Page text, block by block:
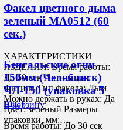
В корзину
Факел цветного дыма
зеленый MA0512 (60
сек.)
ХАРАКТЕРИСТИКИ
ИЗДЕЛИЯ: Время работы:
До 60 сек Активация:
Фитиль Тип факела: Дым
Можно держать в руках: Да
Цвет: зеленый Размеры
упаковки, мм:…
Бенгальские огни
150мм (Челябинск)
ЧЛ-150 (упаковка 5
шт.)
Время работы: До 30 сек